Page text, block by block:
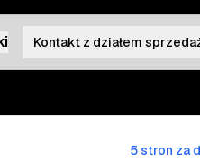
Kontakt z działem
5 stron za